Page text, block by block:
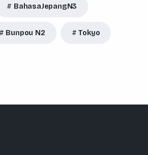
BahasaJepangN3
Bunpou N2 Tokyo